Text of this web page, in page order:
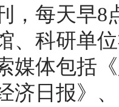
，每天早8
、科研单
媒体包括
济日报》